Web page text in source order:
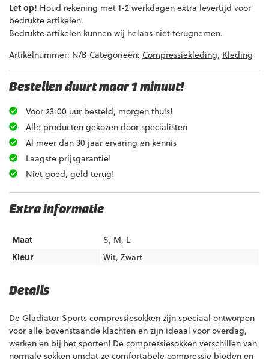
8719325203127
Maat: S | Kleur: Zwart
8719689229542
Maat: S | Kleur: Wit
Let op! Houd rekening met 1-2 werkdagen extra levertijd voor
bedrukte artikelen.
Bedrukte artikelen kunnen wij helaas niet terugnemen.
Artikelnummer: N/B Categorieën: Compressiekleding, Kleding
Bestellen duurt maar 1 minuut!
Voor 23:00 uur besteld, morgen thuis!
Alle producten gekozen door specialisten
Al meer dan 30 jaar ervaring en kennis
Laagste prijsgarantie!
Niet goed, geld terug!
Extra informatie
Maat
S, M, L
Kleur
Wit, Zwart
Details
De Gladiator Sports compressiesokken zijn speciaal ontworpen
voor alle bovenstaande klachten en zijn ideaal voor overdag,
werken en bij het sporten! De compressiesokken verschillen van
normale sokken omdat ze comfortabele compressie bieden en